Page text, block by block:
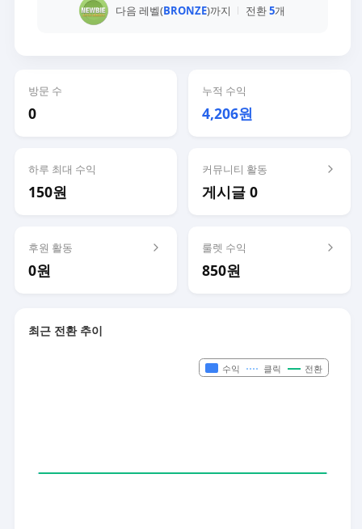
다음 레벨(BRONZE)까지 전환5개
방문 수
0
누적 수익
4,206원
하루 최대 수익
150원
커뮤니티 활동
게시글 0
후원 활동
0원
룰렛 수익
850원
최근 전환 추이